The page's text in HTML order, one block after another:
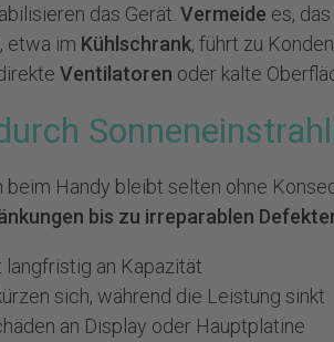
das Gerät.Vermeide es,
etwa im Kühlschrank, führt zu
Ventilatoren oder kalte
beim Handy bleibt selten ohne
bis zu irreparablen
langfristig an Kapazität
sich, während die Leistung sinkt
an Display oder Hauptplatine